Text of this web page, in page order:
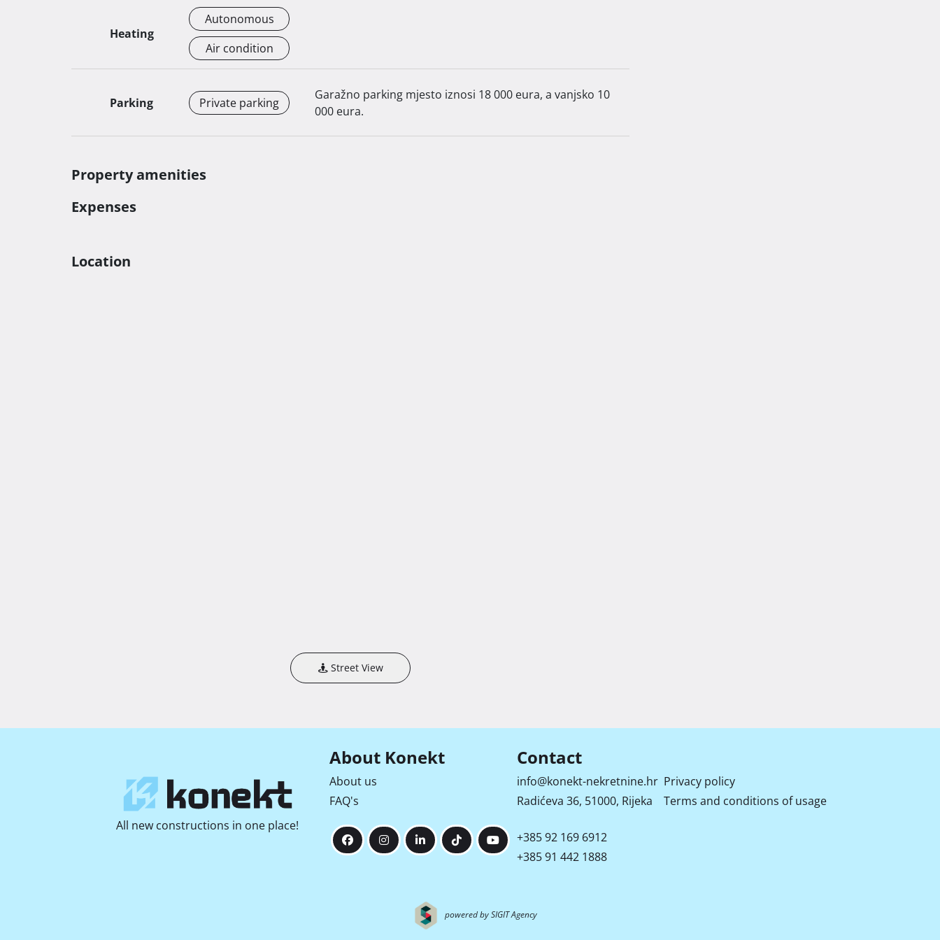
Garažno parking mjesto iznosi 18 000 eura, a vanjsko 10 000 eura.
Realizacija projekta počinje sredinom 2025., a plaćanje je fleksibilno, po fazama izgradnje. Dovršetak
Za više informacija i dogovor o razgledavanju, slobodno nas kontaktirajte.
Heating
Autonomous
Air condition
Parking Private parking
Garažno parking mjesto iznosi 18 000 eura, a vanjsko 10
000 eura.
Property amenities
Expenses
Location
Street View
All new constructions in one place!
About Konekt
About us
FAQ's
Contact
info@konekt-nekretnine.hr
Radićeva 36, 51000, Rijeka
+385 92 169 6912
+385 91 442 1888
Privacy policy
Terms and conditions of usage
powered by SIGIT Agency